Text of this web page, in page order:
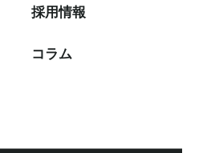
採⽤情報
コラム